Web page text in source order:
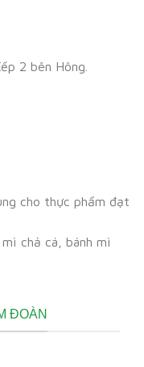
2 bên Hông.
cho thực phẩm đạt
chả cá, bánh mì
ĐOÀN